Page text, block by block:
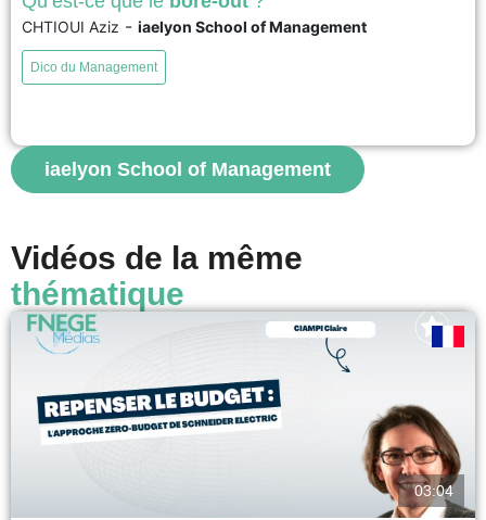
Le bore-out, ou épuisement professionnel par l’ennui, désigne un ennui
chronique et pathologique au travail. Il résulte souvent d’une sous-charge
de travail, d’une monotonie des tâches, d’une surqualification ou encore
voir
CHTIOUI Aziz - iaelyon School of Management
Dico du Management
iaelyon School of Management
Vidéos de la même
thématique
03:04